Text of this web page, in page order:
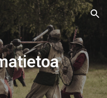
Skip to navigation